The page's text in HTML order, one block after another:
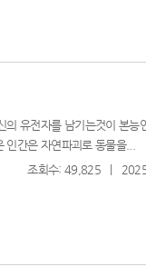
의 유전자를 남기는것이 본능
간은 자연파괴로 동물을...
조회수: 49,825